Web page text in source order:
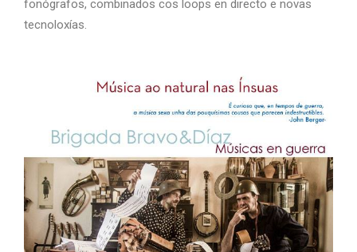
fonógrafos, combinados cos loops en directo e novas
tecnoloxías.